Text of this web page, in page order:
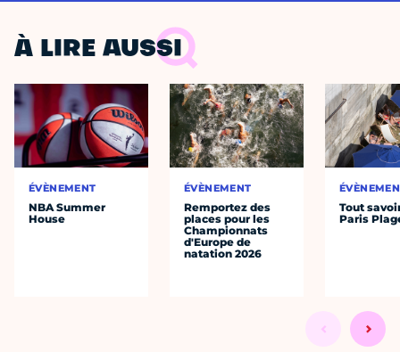
À LIRE AUSSI
ÉVÈNEMENT
NBA Summer
House
ÉVÈNEMENT
Remportez des
places pour les
Championnats
d'Europe de
natation 2026
Tout
Paris